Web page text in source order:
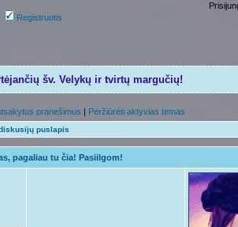
Registruotis
šv. Velykų ir tvirtų margučių!
pranešimus | Peržiūrėti aktyvias temas
puslapis
pagaliau tu čia! Pasiilgom!